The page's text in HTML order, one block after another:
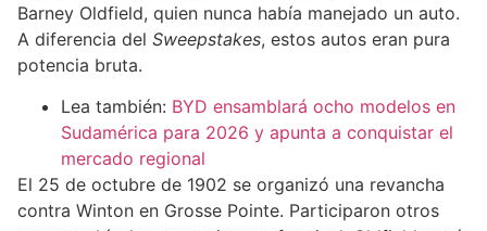
Barney Oldfield, quien nunca había manejado un auto.
A diferencia del Sweepstakes, estos autos eran pura
potencia bruta.
Lea también: BYD ensamblará ocho modelos en
Sudamérica para 2026 y apunta a conquistar el
mercado regional
El 25 de octubre de 1902 se organizó una revancha
contra Winton en Grosse Pointe. Participaron otros